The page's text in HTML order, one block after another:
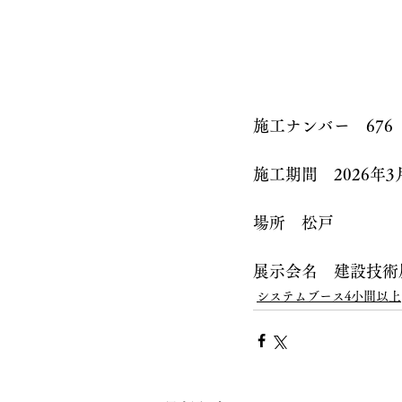
施工ナンバー　676
施工期間　2026年3
場所　松戸
展示会名　建設技
システムブース4小間以上